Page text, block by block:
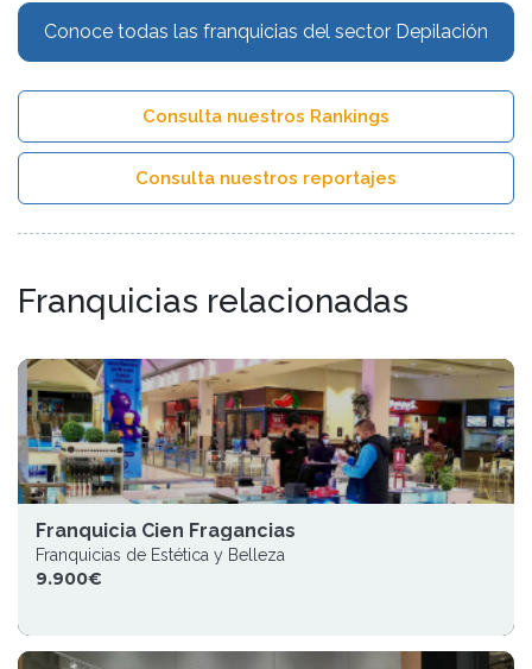
Conoce todas las franquicias del sector Depilación
Consulta nuestros Rankings
Consulta nuestros reportajes
Franquicias relacionadas
Franquicia Cien Fragancias
Franquicias de Estética y Belleza
9.900€